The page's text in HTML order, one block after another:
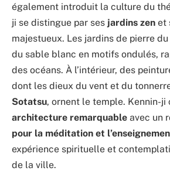
également introduit la culture du
ji se distingue par ses jardins zen et
majestueux. Les jardins de pierre
du sable blanc en motifs ondulés,
des océans. À l’intérieur, des
dont les dieux du vent et du
Sotatsu, ornent le temple. Kennin-ji
architecture remarquable avec un
pour la méditation et
expérience spirituelle et
de la ville.